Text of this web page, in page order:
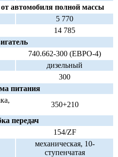
от автомобиля полной массы
5 770
14 785
740.662-300 (ЕВРО-4)
дизельный
300
питания
350+210
передач
154/ZF
механическая, 10-
ступенчатая